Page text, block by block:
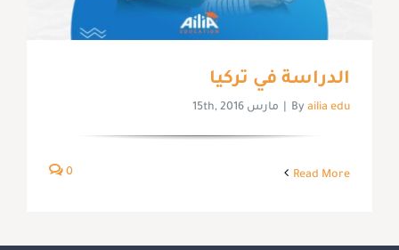
الدراسة في تركيا
Byailia edu مارس 15th, 2016
Read More
0